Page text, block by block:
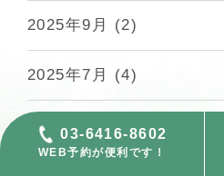
2025年9月 (2)
2025年7月 (4)
2025年5月(17)
03-6416-8602
WEB予約が便利です！